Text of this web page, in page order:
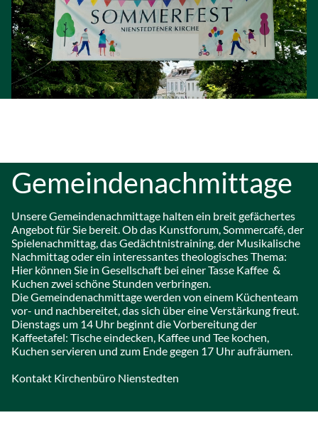
Gemeindenachmittage
Unsere Gemeindenachmittage halten ein breit gefächertes
Angebot für Sie bereit. Ob das Kunstforum, Sommercafé, der
Spielenachmittag, das Gedächtnistraining, der Musikalische
Nachmittag oder ein interessantes theologisches Thema:
Hier können Sie in Gesellschaft bei einer Tasse Kaffee &
Kuchen zwei schöne Stunden verbringen.
Die Gemeindenachmittage werden von einem Küchenteam
vor- und nachbereitet, das sich über eine Verstärkung freut.
Dienstags um 14 Uhr beginnt die Vorbereitung der
Kaffeetafel: Tische eindecken, Kaffee und Tee kochen,
Kuchen servieren und zum Ende gegen 17 Uhr aufräumen.
Kontakt Kirchenbüro Nienstedten